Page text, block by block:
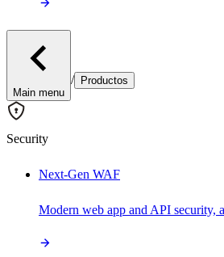
Main menu
/ Productos
Security
Next-Gen WAF
Modern web app and API security,